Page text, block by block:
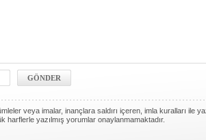
veya imalar, inançlara saldırı içeren, imla kuralları ile
yazılmış yorumlar onaylanmamaktadır.